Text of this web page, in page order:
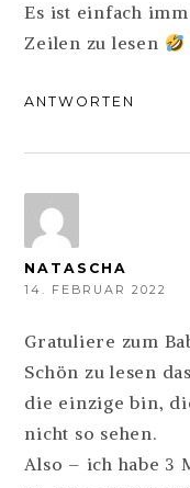
Es ist einfach
Zeilen zu lesen
ANTWORTEN
NATASCHA
14. FEBRUAR 2022
Gratuliere zum
Schön zu lesen
die einzige bin,
nicht so sehen.
Also – ich habe 3